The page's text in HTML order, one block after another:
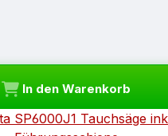
In den Warenkorb